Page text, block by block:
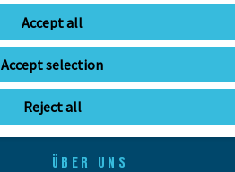
Mo - Fr
11:00 - 18:00
Sa
ÜBER UNS
Accept all
Accept selection
Reject all